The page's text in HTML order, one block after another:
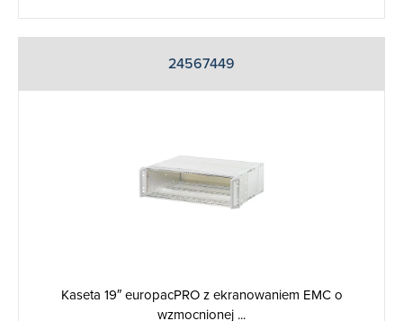
24567449
Kaseta 19″ europacPRO z ekranowaniem EMC o
wzmocnionej ...